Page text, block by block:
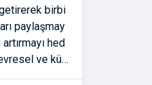
birbi
paylaşmay
hed
ve kült
güvene d